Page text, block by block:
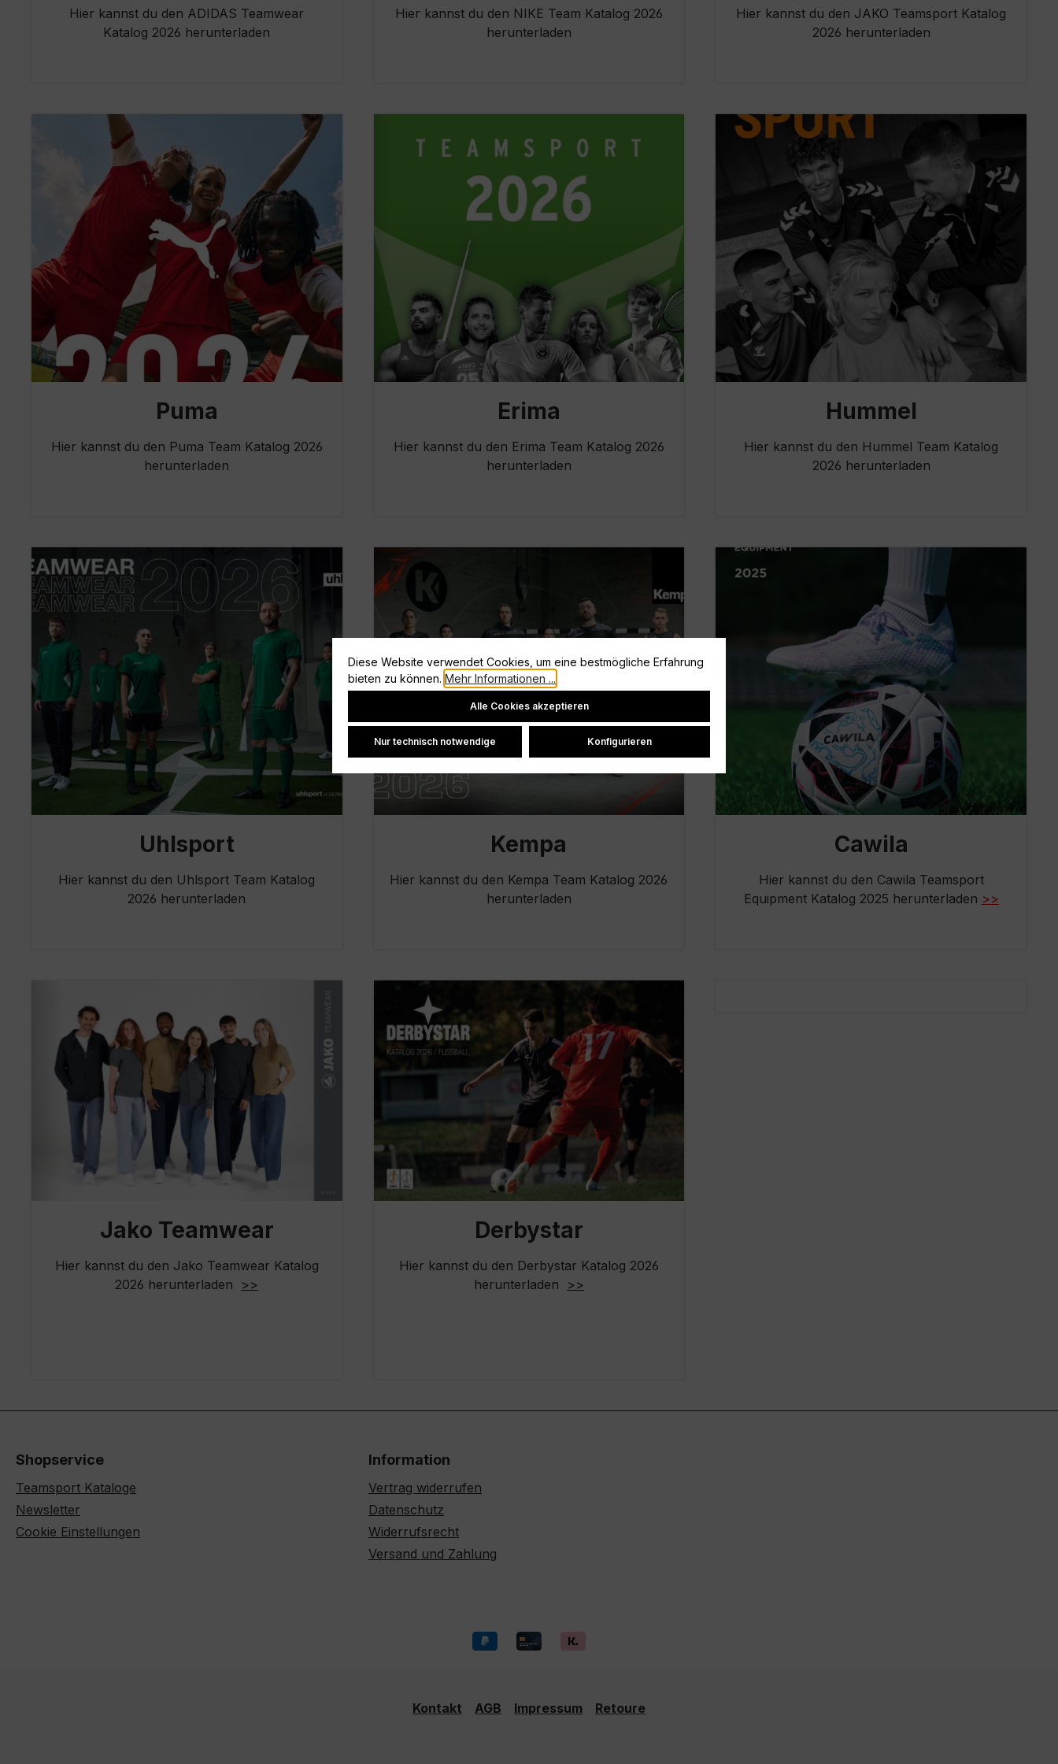
Hier kannst du den ADIDAS Teamwear
Katalog 2026 herunterladen
Hier kannst du den NIKE Team Katalog 2026
herunterladen
Hier kannst du den JAKO Teamsport Katalog
2026 herunterladen
Puma
Hier kannst du den Puma Team Katalog 2026
herunterladen
Erima
Hier kannst du den Erima Team Katalog 2026
herunterladen
Hummel
Hier kannst du den Hummel Team Katalog
2026 herunterladen
Uhlsport
Hier kannst du den Uhlsport Team Katalog
2026 herunterladen
Kempa
Hier kannst du den Kempa Team Katalog 2026
herunterladen
Cawila
Hier kannst du den Cawila Teamsport
Equipment Katalog 2025 herunterladen >>
Jako Teamwear
Hier kannst du den Jako Teamwear Katalog
2026 herunterladen >>
Derbystar
Hier kannst du den Derbystar Katalog 2026
herunterladen
>>
Shopservice
Teamsport Kataloge
Newsletter
Cookie Einstellungen
Information
Vertrag widerrufen
Datenschutz
Widerrufsrecht
Versand und Zahlung
Kontakt AGB Impressum Retoure
Diese Website verwendet Cookies, um eine bestmögliche Erfahrung
bieten zu können. Mehr Informationen ...
Cookie-Einstellungen
Alle Cookies akzeptieren
Nur technisch notwendige Konfigurieren